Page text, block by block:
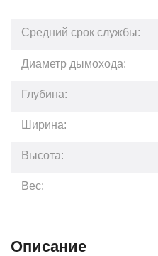
Средний срок службы:
Диаметр дымохода:
Глубина:
Ширина:
Высота:
Вес:
Описание